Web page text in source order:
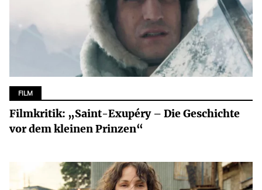
FILM
Filmkritik: „Saint-Exupéry – Die Geschichte
vor dem kleinen Prinzen“